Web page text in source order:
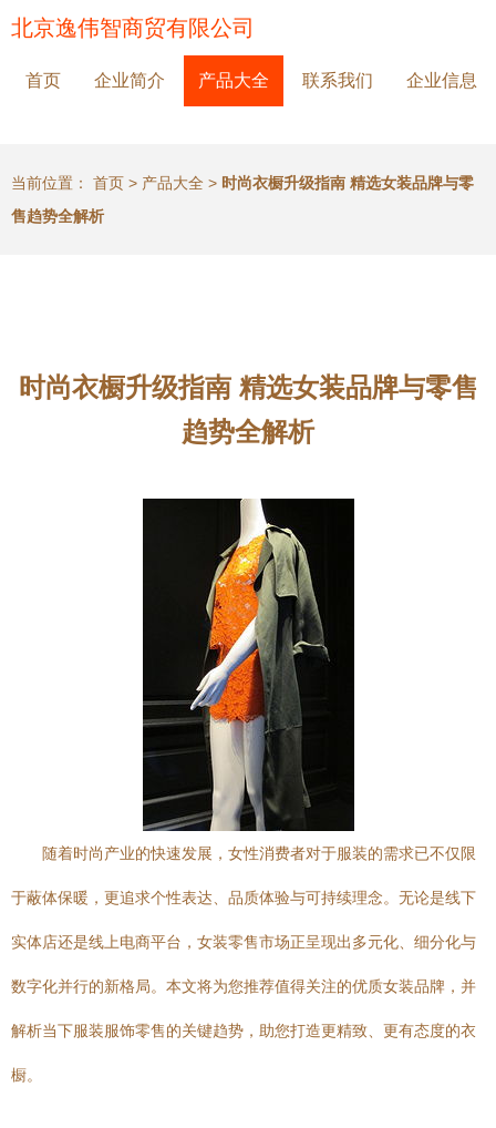
北京逸伟智商贸有限公司
首页 企业简介 产品大全 联系我们 企业信息
当前位置： 首页 > 产品大全 > 时尚衣橱升级指南 精选女装品牌与零
售趋势全解析
时尚衣橱升级指南 精选女装品牌与零售
趋势全解析
随着时尚产业的快速发展，女性消费者对于服装的需求已不仅限
于蔽体保暖，更追求个性表达、品质体验与可持续理念。无论是线下
实体店还是线上电商平台，女装零售市场正呈现出多元化、细分化与
数字化并行的新格局。本文将为您推荐值得关注的优质女装品牌，并
解析当下服装服饰零售的关键趋势，助您打造更精致、更有态度的衣
橱。